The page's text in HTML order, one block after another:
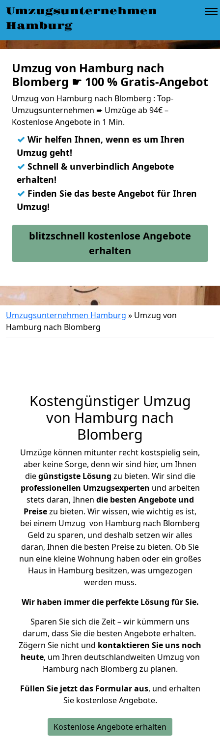
Umzugsunternehmen
Hamburg
Umzug von Hamburg nach
Blomberg ☛ 100 % Gratis-Angebot
Umzug von Hamburg nach Blomberg : Top-
Umzugsunternehmen ➨ Umzüge ab 94€ –
Kostenlose Angebote in 1 Min.
✓ Wir helfen Ihnen, wenn es um Ihren
Umzug geht!
✓ Schnell & unverbindlich Angebote
erhalten!
✓ Finden Sie das beste Angebot für Ihren
Umzug!
blitzschnell kostenlose Angebote
erhalten
Umzugsunternehmen Hamburg » Umzug von
Hamburg nach Blomberg
Kostengünstiger Umzug
von Hamburg nach
Blomberg
Umzüge können mitunter recht kostspielig sein,
aber keine Sorge, denn wir sind hier, um Ihnen
diegünstigste Lösung zu bieten. Wir sind die
professionellen Umzugsexperten und arbeiten
stets daran, Ihnen die besten Angebote und
Preisezu bieten. Wir wissen, wie wichtig es ist,
bei einem Umzug von Hamburg nach Blomberg
Geld zu sparen, und deshalb setzen wir alles
daran, Ihnen die besten Preise zu bieten. Ob Sie
nun eine kleine Wohnung haben oder ein großes
Haus in Hamburg besitzen, was umgezogen
werden muss.
Wir haben immer die perfekte Lösung für Sie.
Sparen Sie sich die Zeit – wir kümmern uns
darum, dass Sie die besten Angebote erhalten.
Zögern Sie nicht und kontaktieren Sie uns noch
heute, um Ihren deutschlandweiten Umzug von
Hamburg nach Blomberg zu planen.
Füllen Sie jetzt das Formular aus, und erhalten
Sie kostenlose Angebote.
Kostenlose Angebote erhalten